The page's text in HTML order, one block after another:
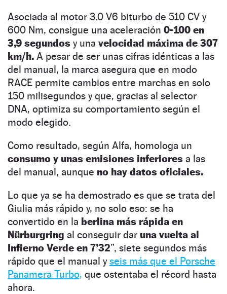
Asociada al motor 3.0 V6 biturbo de 510 CV y
600 Nm, consigue una aceleración 0-100 en
3,9 segundos y una velocidad máxima de 307
km/h. A pesar de ser unas cifras idénticas a las
del manual, la marca asegura que en modo
RACE permite cambios entre marchas en solo
150 milisegundos y que, gracias al selector
DNA, optimiza su comportamiento según el
modo elegido.
Como resultado, según Alfa, homologa un
consumo y unas emisiones inferiores a las
del manual, aunque no hay datos oficiales.
Lo que ya se ha demostrado es que se trata del
Giulia más rápido y, no solo eso: se ha
convertido en la berlina más rápida en
Nürburgring al conseguir dar una vuelta al
Infierno Verde en 7’32”, siete segundos más
rápido que el manual yseis más que el Porsche
Panamera Turbo, que ostentaba el récord hasta
ahora.